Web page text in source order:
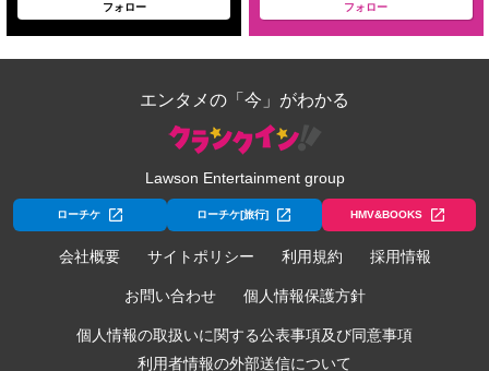
フォロー フォロー
エンタメの「今」がわかる
Lawson Entertainment group
ローチケ ローチケ[旅行] HMV&BOOKS
会社概要 サイトポリシー 利用規約 採用情報
お問い合わせ 個人情報保護方針
個人情報の取扱いに関する公表事項及び同意事項
利用者情報の外部送信について